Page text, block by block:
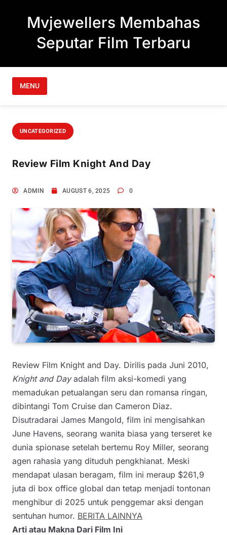
Mvjewellers Membahas
Seputar Film Terbaru
MENU
UNCATEGORIZED
Review Film Knight And Day
ADMIN AUGUST 6, 2025 0
Review Film Knight and Day. Dirilis pada Juni 2010,
Knight and Dayadalah film aksi-komedi yang
memadukan petualangan seru dan romansa ringan,
dibintangi Tom Cruise dan Cameron Diaz.
Disutradarai James Mangold, film ini mengisahkan
June Havens, seorang wanita biasa yang terseret ke
dunia spionase setelah bertemu Roy Miller, seorang
agen rahasia yang dituduh pengkhianat. Meski
mendapat ulasan beragam, film ini meraup $261,9
juta di box office global dan tetap menjadi tontonan
menghibur di 2025 untuk penggemar aksi dengan
sentuhan humor. BERITA LAINNYA
Arti atau Makna Dari Film Ini